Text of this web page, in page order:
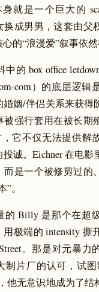
身就是一个巨大的
换成男男，这套由父
的“浪漫爱”叙事依然
中的 box office
com）的底层逻辑
姻/伴侣关系来获得
被强行套用在被长期
，它不仅无法提供解
诚。Eichner 在电影
而是一个被修剪过的
。
的 Billy 是那个在超
用极端的 intensity 撕
。那是对元暴力
制片厂的认可，试
他无意识地成为了结